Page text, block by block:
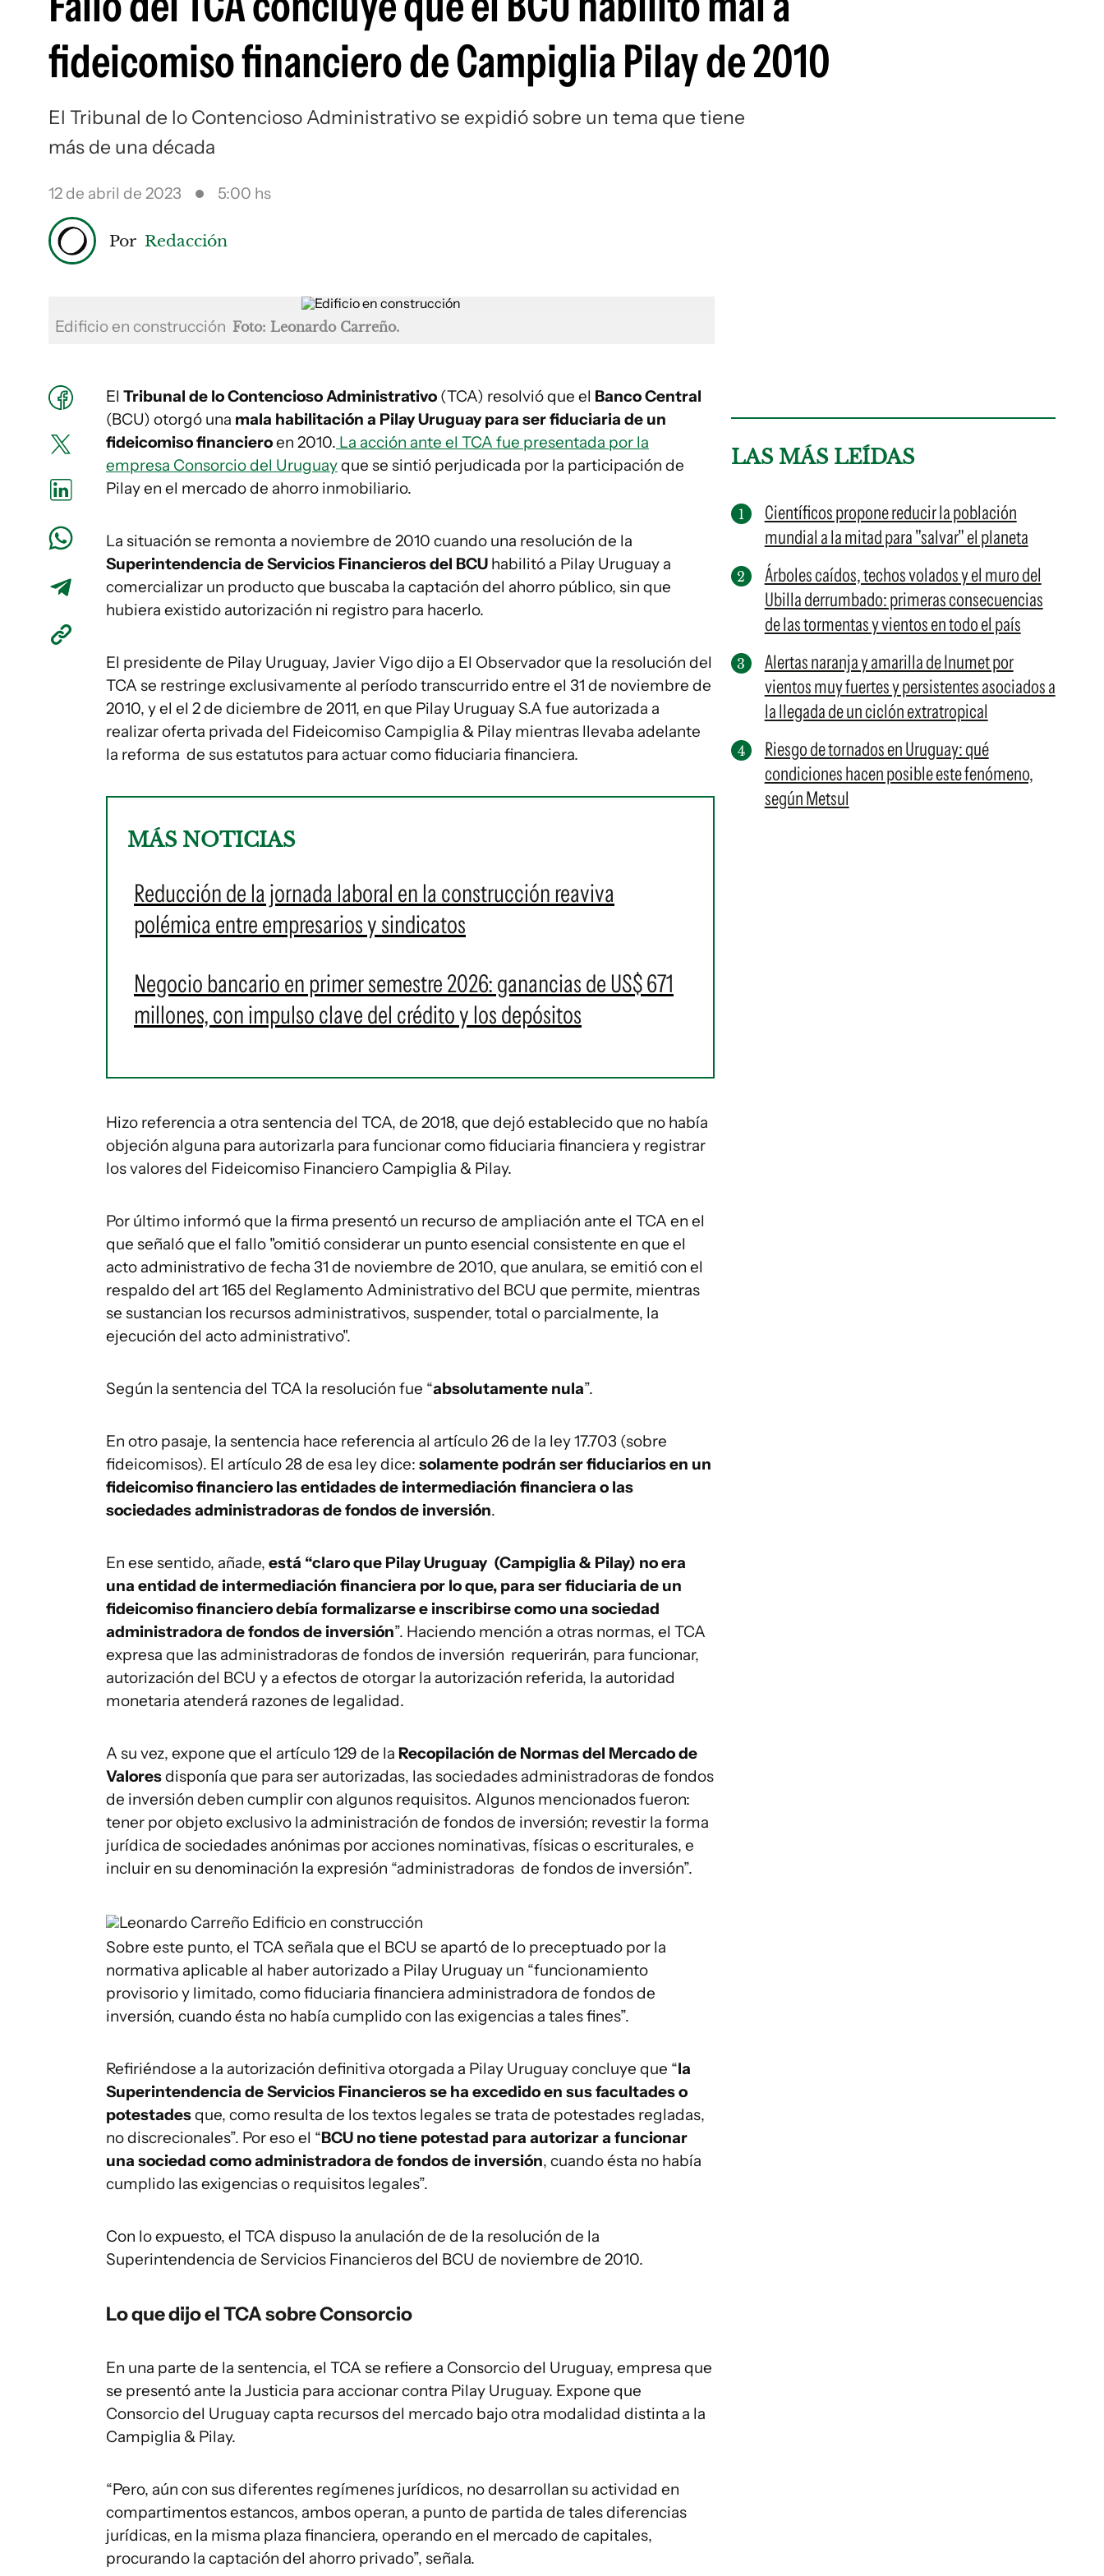
fideicomiso financiero de Campiglia Pilay de 2010
El Tribunal de lo Contencioso Administrativo se expidió sobre un tema que tiene
más de una década
12 de abril de 2023 5:00 hs
Por Redacción
Edificio en construcción Foto: Leonardo Carreño.
El Tribunal de lo Contencioso Administrativo (TCA) resolvió que el Banco Central
(BCU) otorgó una mala habilitación a Pilay Uruguay para ser fiduciaria de un
fideicomiso financieroen 2010. La acción ante el TCA fue presentada por la
empresa Consorcio del Uruguayque se sintió perjudicada por la participación de
Pilay en el mercado de ahorro inmobiliario.
La situación se remonta a noviembre de 2010 cuando una resolución de la
Superintendencia de Servicios Financieros del BCU habilitó a Pilay Uruguay a
comercializar un producto que buscaba la captación del ahorro público, sin que
hubiera existido autorización ni registro para hacerlo.
El presidente de Pilay Uruguay, Javier Vigo dijo a El Observador que la resolución del
TCA se restringe exclusivamente al período transcurrido entre el 31 de noviembre de
2010, y el el 2 de diciembre de 2011, en que Pilay Uruguay S.A fue autorizada a
realizar oferta privada del Fideicomiso Campiglia & Pilay mientras llevaba adelante
la reforma de sus estatutos para actuar como fiduciaria financiera.
MÁS NOTICIAS
Reducción de la jornada laboral en la construcción reaviva
polémica entre empresarios y sindicatos
Negocio bancario en primer semestre 2026: ganancias de US$ 671
millones, con impulso clave del crédito y los depósitos
Hizo referencia a otra sentencia del TCA, de 2018, que dejó establecido que no había
objeción alguna para autorizarla para funcionar como fiduciaria financiera y registrar
los valores del Fideicomiso Financiero Campiglia & Pilay.
Por último informó que la firma presentó un recurso de ampliación ante el TCA en el
que señaló que el fallo "omitió considerar un punto esencial consistente en que el
acto administrativo de fecha 31 de noviembre de 2010, que anulara, se emitió con el
respaldo del art 165 del Reglamento Administrativo del BCU que permite, mientras
se sustancian los recursos administrativos, suspender, total o parcialmente, la
ejecución del acto administrativo".
Según la sentencia del TCA la resolución fue “absolutamente nula”.
En otro pasaje, la sentencia hace referencia al artículo 26 de la ley 17.703 (sobre
fideicomisos). El artículo 28 de esa ley dice: solamente podrán ser fiduciarios en un
fideicomiso financiero las entidades de intermediación financiera o las
sociedades administradoras de fondos de inversión.
En ese sentido, añade, está “claro que Pilay Uruguay (Campiglia & Pilay) no era
una entidad de intermediación financiera por lo que, para ser fiduciaria de un
fideicomiso financiero debía formalizarse e inscribirse como una sociedad
administradora de fondos de inversión”. Haciendo mención a otras normas, el TCA
expresa que las administradoras de fondos de inversión requerirán, para funcionar,
autorización del BCU y a efectos de otorgar la autorización referida, la autoridad
monetaria atenderá razones de legalidad.
A su vez, expone que el artículo 129 de la Recopilación de Normas del Mercado de
Valoresdisponía que para ser autorizadas, las sociedades administradoras de fondos
de inversión deben cumplir con algunos requisitos. Algunos mencionados fueron:
tener por objeto exclusivo la administración de fondos de inversión; revestir la forma
jurídica de sociedades anónimas por acciones nominativas, físicas o escriturales, e
incluir en su denominación la expresión “administradoras de fondos de inversión”.
Leonardo Carreño Edificio en construcción
Sobre este punto, el TCA señala que el BCU se apartó de lo preceptuado por la
normativa aplicable al haber autorizado a Pilay Uruguay un “funcionamiento
provisorio y limitado, como fiduciaria financiera administradora de fondos de
inversión, cuando ésta no había cumplido con las exigencias a tales fines”.
Refiriéndose a la autorización definitiva otorgada a Pilay Uruguay concluye que “la
Superintendencia de Servicios Financieros se ha excedido en sus facultades o
potestadesque, como resulta de los textos legales se trata de potestades regladas,
no discrecionales”. Por eso el “BCU no tiene potestad para autorizar a funcionar
una sociedad como administradora de fondos de inversión, cuando ésta no había
cumplido las exigencias o requisitos legales”.
Con lo expuesto, el TCA dispuso la anulación de de la resolución de la
Superintendencia de Servicios Financieros del BCU de noviembre de 2010.
Lo que dijo el TCA sobre Consorcio
En una parte de la sentencia, el TCA se refiere a Consorcio del Uruguay, empresa que
se presentó ante la Justicia para accionar contra Pilay Uruguay. Expone que
Consorcio del Uruguay capta recursos del mercado bajo otra modalidad distinta a la
Campiglia & Pilay.
“Pero, aún con sus diferentes regímenes jurídicos, no desarrollan su actividad en
compartimentos estancos, ambos operan, a punto de partida de tales diferencias
jurídicas, en la misma plaza financiera, operando en el mercado de capitales,
procurando la captación del ahorro privado”, señala.
LAS MÁS LEÍDAS
Científicos propone reducir la población
mundial a la mitad para "salvar" el planeta
Árboles caídos, techos volados y el muro del
Ubilla derrumbado: primeras consecuencias
de las tormentas y vientos en todo el país
Alertas naranja y amarilla de Inumet por
vientos muy fuertes y persistentes asociados a
la llegada de un ciclón extratropical
Riesgo de tornados en Uruguay: qué
condiciones hacen posible este fenómeno,
según Metsul